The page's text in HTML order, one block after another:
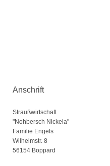
Anschrift
Straußwirtschaft
"Nohbersch Nickela"
Familie Engels
Wilhelmstr. 8
56154 Boppard